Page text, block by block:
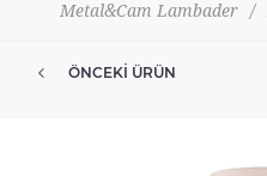
Metal&Cam Lambader
/
ÖNCEKI ÜRÜN